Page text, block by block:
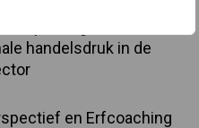
handelsdruk in de
en Erfcoaching